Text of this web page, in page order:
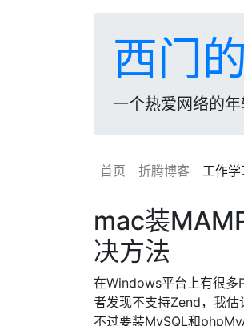
西门
一个热爱网络的
首页 折腾博客 工作学
mac装
决方法
在Windows平台上有很多
者发现不支持Zend，我估
不过要装MySQL和